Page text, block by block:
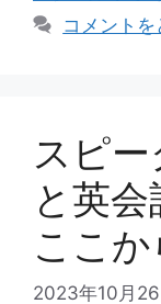
ー
コメント
スピ
と英
ここか
2023年10月26